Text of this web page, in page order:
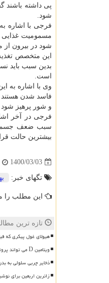
پی داشته باشند
شود.
فرجی با اشاره
مسمومیت غذایی
شود در بیرون از
این متخصص
بدین سبب باید
است.
وی با اشاره به
فاسد شدن هستند
و شور پرهیز شود
فرجی در آخر
سبب ضعف
بیشترین حالت
1400/03/03
تگهای خبر:
این مطلب را
تازه ترین
هیولای غول پیکری که
ویتامین D می تواند پروتئین های سمی آلزایمر را کم کند
ذخایر چربی سلولی به
زائرین اربعین برای